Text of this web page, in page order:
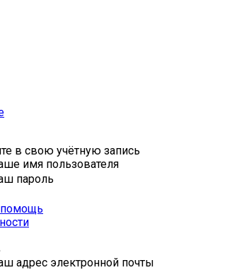
в свою учётную запись
имя пользователя
пароль
помощь
адрес электронной почты